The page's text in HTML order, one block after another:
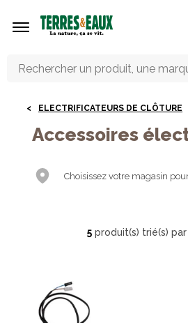
ELECTRIFICATEURS DE CLÔTURE
Accessoires
Choisissez votre magasin
5 produit(s) trié(s) par